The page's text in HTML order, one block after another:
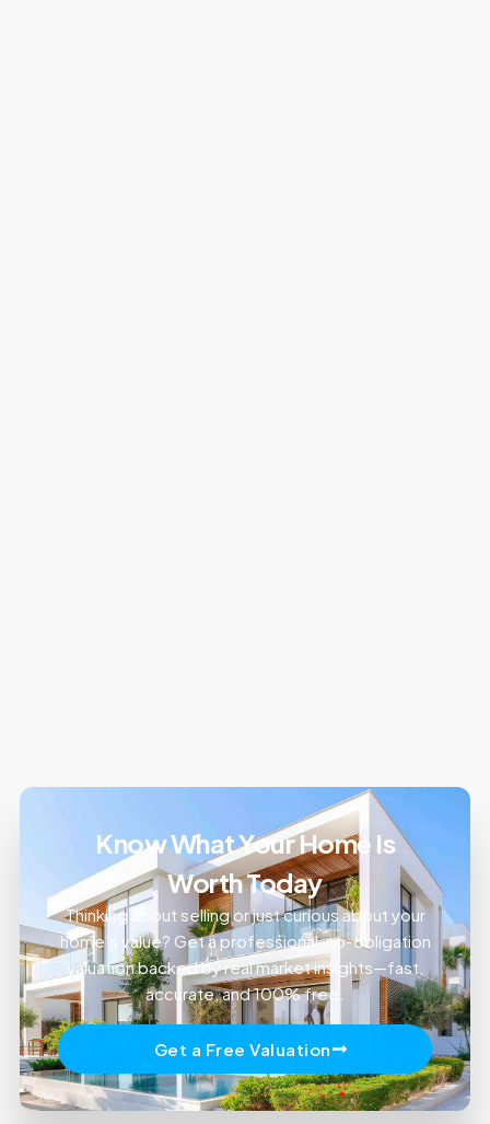
Know What Your Home Is
Worth Today
Thinking about selling or just curious about your
home’s value? Get a professional, no-obligation
valuation backed by real market insights—fast,
accurate, and 100% free.
Get a Free Valuation